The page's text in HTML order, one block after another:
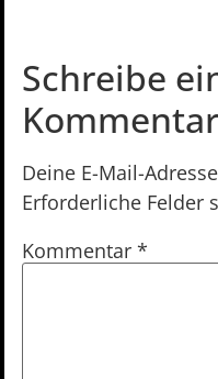
Schreibe
Kommentar
Deine E-Mail-
Erforderliche Felder
Kommentar *